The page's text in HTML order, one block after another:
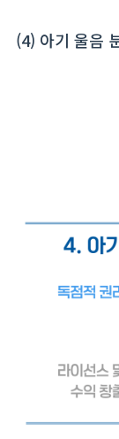
(4) 아기 울음